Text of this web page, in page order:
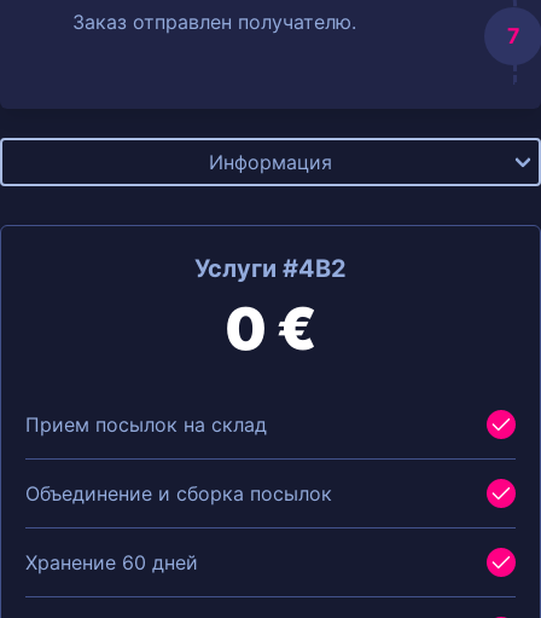
Заказ отправлен получателю.
Информация
Услуги #4B2
0 €
Прием посылок на склад
Объединение и сборка посылок
Хранение 60 дней